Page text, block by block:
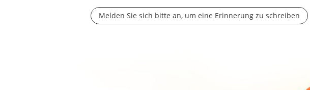
Melden Sie sich bitte an, um eine Erinnerung zu schreiben